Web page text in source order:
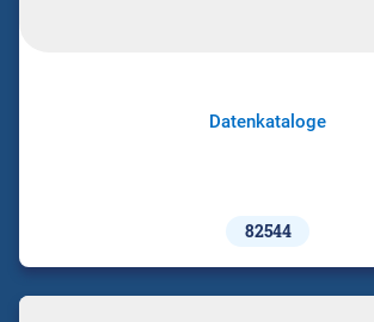
Datenkataloge
82544